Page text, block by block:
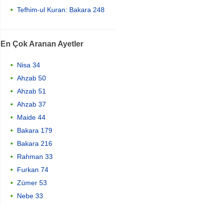
Tefhim-ul Kuran: Bakara 248
En Çok Aranan Ayetler
Nisa 34
Ahzab 50
Ahzab 51
Ahzab 37
Maide 44
Bakara 179
Bakara 216
Rahman 33
Furkan 74
Zümer 53
Nebe 33